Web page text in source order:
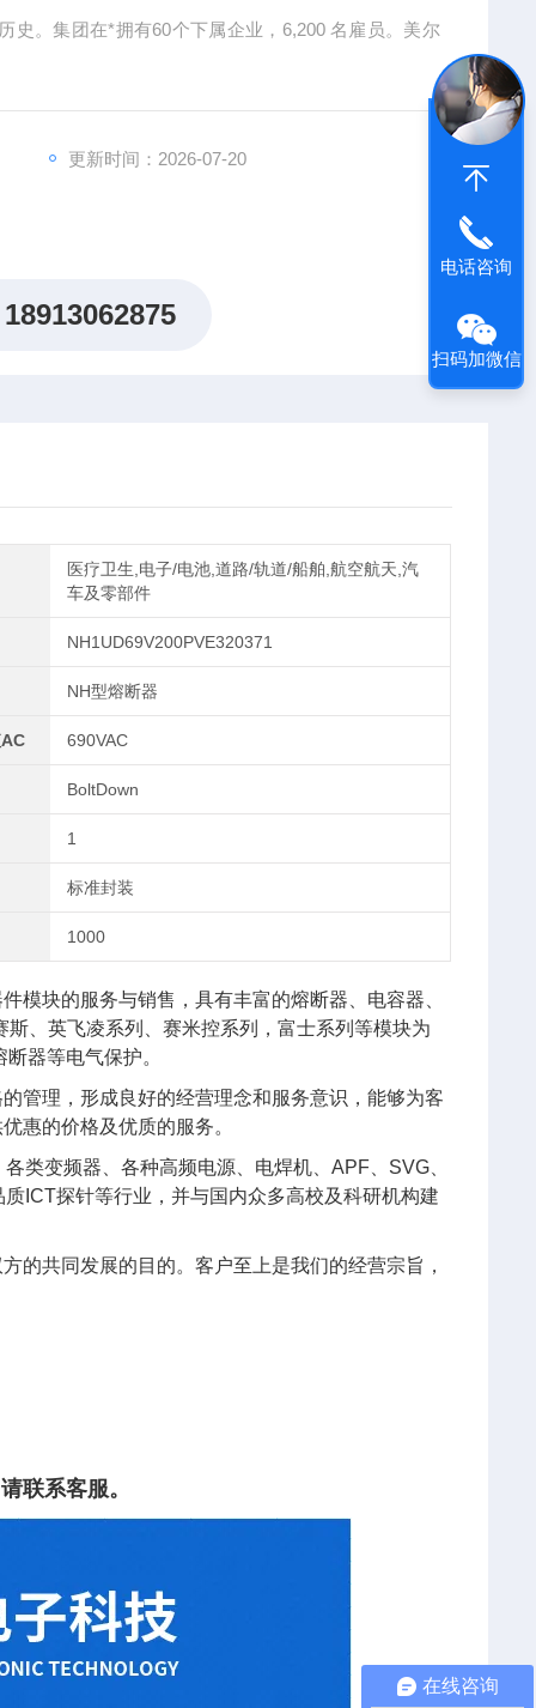
史。集团在*拥有60个下属企业，6,200 名雇员。美尔
更新时间：2026-07-20
18913062875
医疗卫生,电子/电池,道路/轨道/船舶,航空航天,汽
车及零部件
NH1UD69V200PVE320371
NH型熔断器
690VAC
BoltDown
1
标准封装
1000
模块的服务与销售，具有丰富的熔断器、电容器、
、英飞凌系列、赛米控系列，富士系列等模块为
器等电气保护。
管理，形成良好的经营理念和服务意识，能够为客
惠的价格及优质的服务。
类变频器、各种高频电源、电焊机、APF、SVG、
ICT探针等行业，并与国内众多高校及科研机构建
的共同发展的目的。客户至上是我们的经营宗旨，
联系客服。
电话咨询
扫码加微信
在线咨询